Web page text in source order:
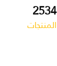
2534
المنتجات